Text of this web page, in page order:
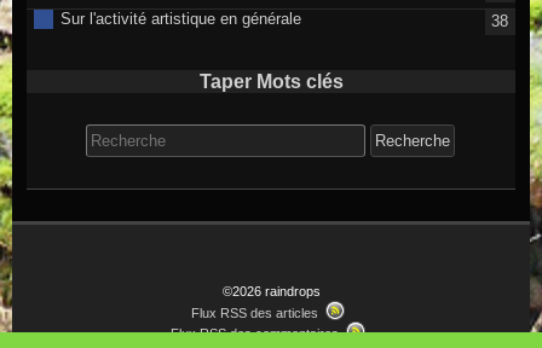
Sur l'activité artistique en générale
38
Taper Mots clés
Search for:
©2026 raindrops
Flux RSS des articles
Flux RSS des commentaires